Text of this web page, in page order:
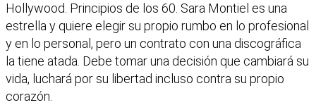
Hollywood. Principios de los 60. Sara Montiel es una
estrella y quiere elegir su propio rumbo en lo profesional
y en lo personal, pero un contrato con una discográfica
la tiene atada. Debe tomar una decisión que cambiará su
vida, luchará por su libertad incluso contra su propio
corazón.